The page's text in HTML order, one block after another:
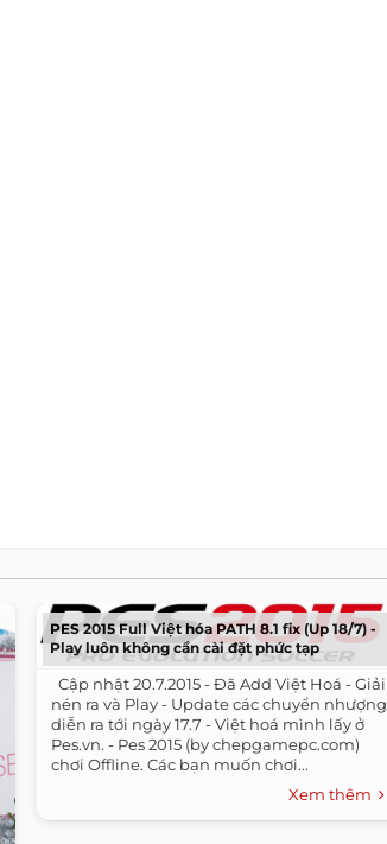
PES 2015 Full Việt hóa PATH 8.1 fix (Up 18/7) -
Play luôn không cần cài đặt phức tạp
​ ​ Cập nhật 20.7.2015 - Đã Add Việt Hoá - Giải
nén ra và Play - Update các chuyển nhượng
diễn ra tới ngày 17.7 - Việt hoá mình lấy ở
Pes.vn. - Pes 2015 (by chepgamepc.com)
chơi Offline. Các bạn muốn chơi...
Xem thêm